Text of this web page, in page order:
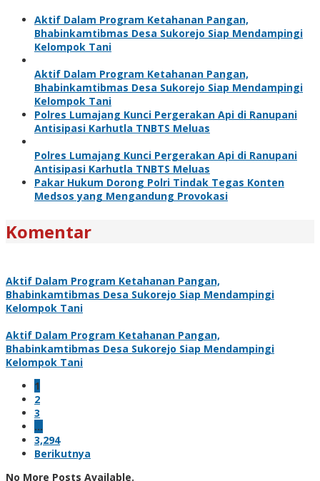
Aktif Dalam Program Ketahanan Pangan,
Bhabinkamtibmas Desa Sukorejo Siap Mendampingi
Kelompok Tani
Aktif Dalam Program Ketahanan Pangan,
Bhabinkamtibmas Desa Sukorejo Siap Mendampingi
Kelompok Tani
Polres Lumajang Kunci Pergerakan Api di Ranupani
Antisipasi Karhutla TNBTS Meluas
Polres Lumajang Kunci Pergerakan Api di Ranupani
Antisipasi Karhutla TNBTS Meluas
Pakar Hukum Dorong Polri Tindak Tegas Konten
Medsos yang Mengandung Provokasi
Komentar
Aktif Dalam Program Ketahanan Pangan,
Bhabinkamtibmas Desa Sukorejo Siap Mendampingi
Kelompok Tani
Aktif Dalam Program Ketahanan Pangan,
Bhabinkamtibmas Desa Sukorejo Siap Mendampingi
Kelompok Tani
1
2
3
…
3,294
Berikutnya
No More Posts Available.